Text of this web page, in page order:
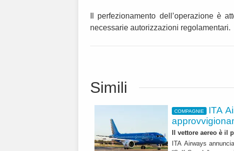
Il perfezionamento dell’operazione è
necessarie autorizzazioni regolamentari.
Simili
COMPAGNIE
ITA
Il vettore aereo è
ITA Airways